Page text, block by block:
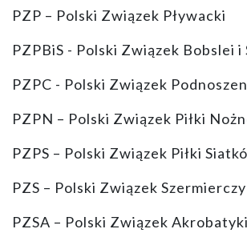
PZP – Polski Związek Pływacki
PZPBiS - Polski Związek Bobslei i
PZPC - Polski Związek
PZPN – Polski Związek Piłki
PZPS – Polski Związek Piłki
PZS – Polski Związek Szermierczy
PZSA – Polski Związek